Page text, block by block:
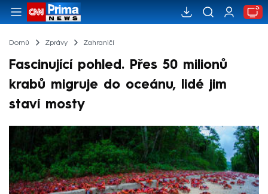
Domů Zprávy Zahraničí
Fascinující pohled. Přes 50 milionů
krabů migruje do oceánu, lidé jim
staví mosty